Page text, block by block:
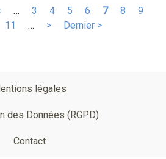
précédente
… Page
3 Page
4 Page
5 Page
6
Page
7 Page
8 Page
9
Page
11 …
Page
>
Dernière
Dernier >
légales
des Données (RGPD)
Contact